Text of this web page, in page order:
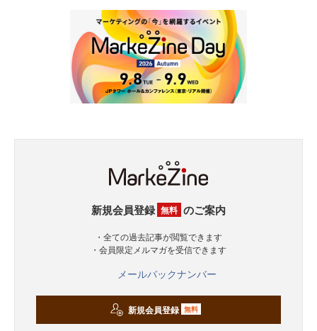
新規会員登録 無料 のご案内
・全ての過去記事が閲覧できます
・会員限定メルマガを受信できます
メールバックナンバー
新規会員登録 無料